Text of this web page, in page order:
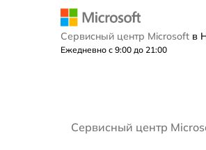
Сервисный центр Microsoft в
Ежедневно с 9:00 до 21:00
Сервисный центр